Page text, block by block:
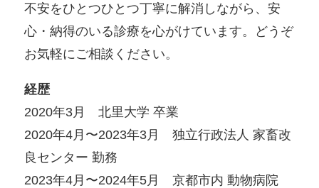
不安をひとつひとつ丁寧に解消しながら、安
心・納得のいる診療を心がけています。どうぞ
お気軽にご相談ください。
経歴
2020年3月 北里大学 卒業
2020年4月〜2023年3月 独立行政法人 家畜改
良センター 勤務
2023年4月〜2024年5月 京都市内 動物病院